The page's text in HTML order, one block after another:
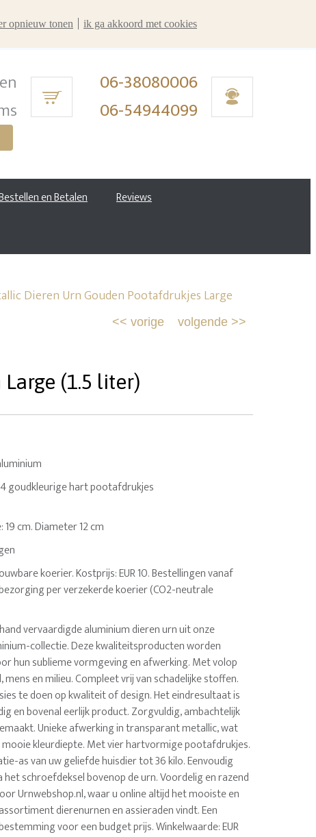
06-38080006
06-54944099
en Betalen Reviews
Dieren Urn Gouden Pootafdrukjes Large
volgende >>
<< vorige
(1.5 liter)
goudkleurige hart pootafdrukjes
19 cm. Diameter 12 cm
koerier. Kostprijs: EUR 10. Bestellingen vanaf
per verzekerde koerier (CO2-neutrale
vervaardigde aluminium dieren urn uit onze
collectie. Deze kwaliteitsproducten worden
hun sublieme vormgeving en afwerking. Met volop
en milieu. Compleet vrij van schadelijke stoffen.
te doen op kwaliteit of design. Het eindresultaat is
en bovenal eerlijk product. Zorgvuldig, ambachtelijk
Unieke afwerking in transparant metallic, wat
kleurdiepte. Met vier hartvormige pootafdrukjes.
as van uw geliefde huisdier tot 36 kilo. Eenvoudig
het schroefdeksel bovenop de urn. Voordelig en razend
Urnwebshop.nl, waar u online altijd het mooiste en
dierenurnen en assieraden vindt. Een
voor een budget prijs. Winkelwaarde: EUR
opnieuw tonen
ik ga akkoord met cookies